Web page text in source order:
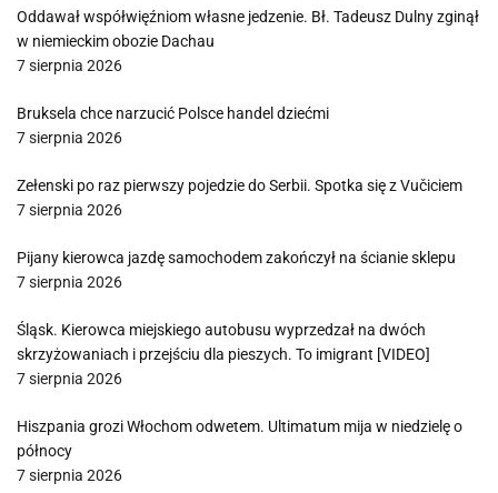
Oddawał współwięźniom własne jedzenie. Bł. Tadeusz Dulny zginął
w niemieckim obozie Dachau
7 sierpnia 2026
Bruksela chce narzucić Polsce handel dziećmi
7 sierpnia 2026
Zełenski po raz pierwszy pojedzie do Serbii. Spotka się z Vučiciem
7 sierpnia 2026
Pijany kierowca jazdę samochodem zakończył na ścianie sklepu
7 sierpnia 2026
Śląsk. Kierowca miejskiego autobusu wyprzedzał na dwóch
skrzyżowaniach i przejściu dla pieszych. To imigrant [VIDEO]
7 sierpnia 2026
Hiszpania grozi Włochom odwetem. Ultimatum mija w niedzielę o
północy
7 sierpnia 2026